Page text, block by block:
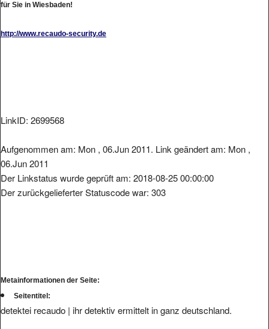
für Sie in Wiesbaden!
http://www.recaudo-security.de
LinkID: 2699568
Aufgenommen am: Mon , 06.Jun 2011. Link geändert am: Mon ,
06.Jun 2011
Der Linkstatus wurde geprüft am: 2018-08-25 00:00:00
Der zurückgelieferter Statuscode war: 303
Metainformationen der Seite:
Seitentitel:
detektei recaudo | ihr detektiv ermittelt in ganz deutschland.